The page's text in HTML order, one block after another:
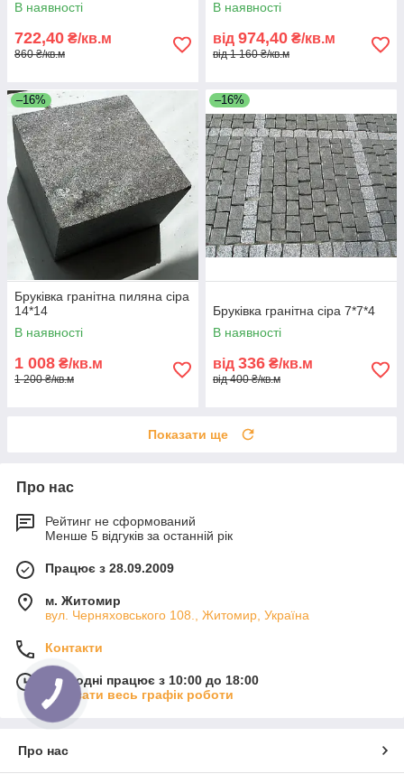
В наявності
722,40 ₴/кв.м
860 ₴/кв.м
В наявності
від 974,40 ₴/кв.м
від 1 160 ₴/кв.м
–16%
Бруківка гранітна пиляна сіра
14*14
В наявності
1 008 ₴/кв.м
1 200 ₴/кв.м
–16%
Бруківка гранітна сіра 7*7*4
В наявності
від 336 ₴/кв.м
від 400 ₴/кв.м
Показати ще
Про нас
Рейтинг не сформований
Менше 5 відгуків за останній рік
Працює з 28.09.2009
м. Житомир
вул. Черняховського 108., Житомир, Україна
Контакти
Сьогодні працює з 10:00 до 18:00
Показати весь графік роботи
Про нас